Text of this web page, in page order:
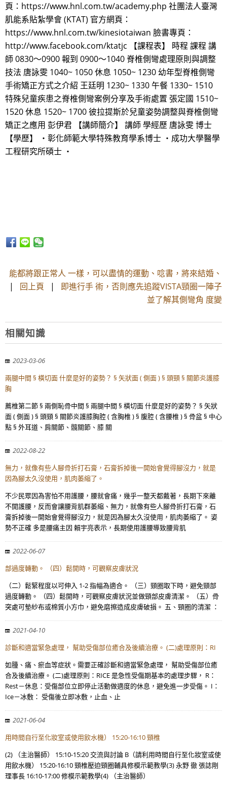
頁：https://www.hnl.com.tw/academy.php 社團法人臺灣
肌能系貼紮學會 (KTAT) 官方網頁：
https://www.hnl.com.tw/kinesiotaiwan 臉書專頁：
http://www.facebook.com/ktatjc 【課程表】 時程 課程 講
師 0830～0900 報到 0900～1040 脊椎側彎處理原則與調整
技法 唐詠雯 1040~ 1050 休息 1050~ 1230 幼年型脊椎側彎
手術矯正方式之介紹 王廷明 1230~ 1330 午餐 1330~ 1510
特殊兒童疾患之脊椎側彎案例分享及手術處置 張定國 1510~
1520 休息 1520~ 1700 彼拉提斯於兒童姿勢調整與脊椎側彎
矯正之應用 彭伊君 【講師簡介】 講師 學經歷 唐詠雯 博士
【學歷】 ・彰化師範大學特殊教育學系博士 ・成功大學醫學
工程研究所碩士 ・
能都將跟正常人 一樣，可以盡情的運動、唸書，將來結婚、
| 回上頁 | 即進行手 術，否則應先追蹤VISTA頸圈一陣子
並了解其側彎角 度變
相關知識
2023-03-06
兩腿中間 § 橫切面 什麼是好的姿勢？ § 矢狀面 ( 側面 ) § 頭頸 § 關節炎護膝
胸
薦椎第二節 § 兩側恥骨中間 § 兩腿中間 § 橫切面 什麼是好的姿勢？ § 矢狀
面 ( 側面 ) § 頭頸 § 關節炎護膝胸腔 ( 含胸椎 ) § 腹腔 ( 含腰椎 ) § 骨盆 § 中心
點 § 外耳道、肩關節、髖關節、膝 關
2022-08-22
無力，就像有些人腳骨折打石膏，石膏拆掉後一開始會覺得腳沒力，就是
因為腳太久沒使用，肌肉萎縮了。
不少民眾因為害怕不用護腰，腰就會痛，幾乎一整天都戴著，長期下來離
不開護腰，反而會讓腰背肌群萎縮、無力，就像有些人腳骨折打石膏，石
膏拆掉後一開始會覺得腳沒力，就是因為腳太久沒使用，肌肉萎縮了。 姿
勢不正確 多是腰痛主因 賴宇亮表示，長期使用護腰導致腰背肌
2022-06-07
部過度轉動。 （四）鬆開時，可觀察皮膚狀況
（二）鬆緊程度以可伸入 1-2 指幅為適合。 （三）頸圈取下時，避免頸部
過度轉動。 （四）鬆開時，可觀察皮膚狀況並做頸部皮膚清潔。 （五）骨
突處可墊紗布或棉質小方巾，避免磨擦造成皮膚破損。 五、頸圈的清潔 ：
2021-04-10
診斷和適當緊急處理， 幫助受傷部位癒合及後續治療。 (二)處理原則：RI
如腫、痛、瘀血等症狀。需要正確診斷和適當緊急處理， 幫助受傷部位癒
合及後續治療。 (二)處理原則：RICE 是急性受傷期基本的處理步驟， R：
Rest－休息：受傷部位立即停止活動做適度的休息，避免進一步受傷。 I：
Ice－冰敷： 受傷後立即冰敷，止血、止
2021-06-04
用時間自行至化妝室或使用飲水機） 15:20-16:10 頸椎
(2) （主治醫師） 15:10-15:20 交流與討論 B（請利用時間自行至化妝室或使
用飲水機） 15:20-16:10 頸椎壓迫頸圈輔具修模示範教學(3) 永野 徹 張誌剛
理事長 16:10-17:00 修模示範教學(4) （主治醫師）